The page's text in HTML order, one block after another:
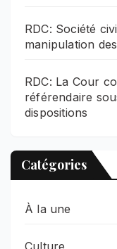
RDC: Société
manipulation
RDC: La Cour
référendaire
dispositions
Catégories
À la une